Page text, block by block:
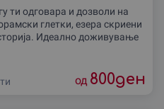
ти одговара и дозволи на
глетки, езера скриени
Идеално доживување
од 800ден